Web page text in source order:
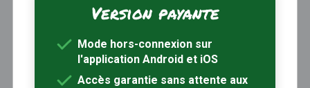
Trouver une randonnée À propos
Inscription / Connexion
Abonnement Rando+ Calendrier randos
Version payante
Mode hors-connexion sur
l'application Android et iOS
Accès garantie sans attente aux